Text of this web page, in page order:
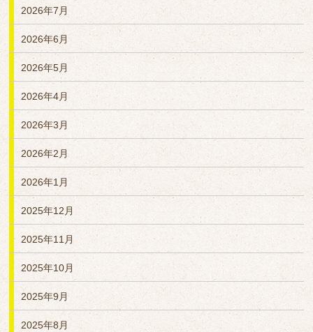
2026年7月
2026年6月
2026年5月
2026年4月
2026年3月
2026年2月
2026年1月
2025年12月
2025年11月
2025年10月
2025年9月
2025年8月